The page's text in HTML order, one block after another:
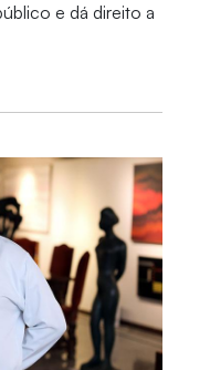
e dá direito a